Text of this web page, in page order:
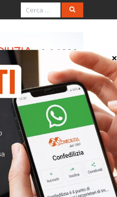
n. 383/E
per piani di
contenuto
riservato ai